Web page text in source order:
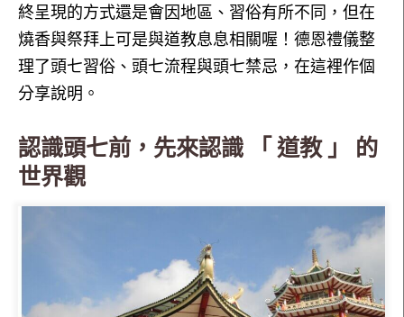
終呈現的方式還是會因地區、習俗有所不同，但在
燒香與祭拜上可是與道教息息相關喔！德恩禮儀整
理了頭七習俗、頭七流程與頭七禁忌，在這裡作個
分享說明。
認識頭七前，先來認識 「 道教 」 的
世界觀